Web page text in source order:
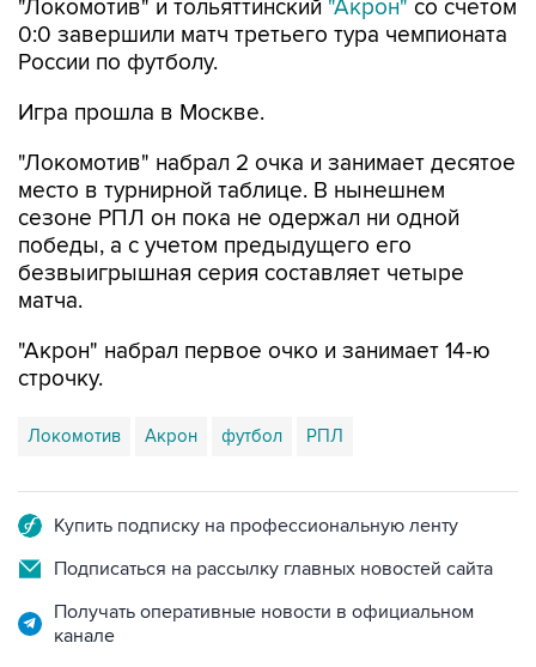
"Локомотив" и тольяттинский "Акрон" со счетом
0:0 завершили матч третьего тура чемпионата
России по футболу.
Игра прошла в Москве.
"Локомотив" набрал 2 очка и занимает десятое
место в турнирной таблице. В нынешнем
сезоне РПЛ он пока не одержал ни одной
победы, а с учетом предыдущего его
безвыигрышная серия составляет четыре
матча.
"Акрон" набрал первое очко и занимает 14-ю
строчку.
Локомотив Акрон футбол РПЛ
Купить подписку на профессиональную ленту
Подписаться на рассылку главных новостей сайта
Получать оперативные новости в официальном
канале